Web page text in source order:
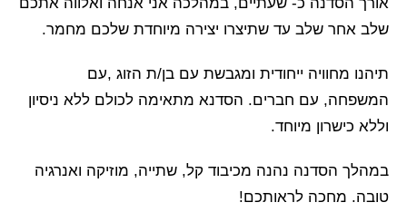
שלב אחר שלב עד שתיצרו יצירה מיוחדת שלכם מחמר.
תיהנו מחוויה ייחודית ומגבשת עם בן/ת הזוג ,עם
המשפחה, עם חברים. הסדנא מתאימה לכולם ללא ניסיון
וללא כישרון מיוחד.
במהלך הסדנה נהנה מכיבוד קל, שתייה, מוזיקה ואנרגיה
טובה. מחכה לראותכם!